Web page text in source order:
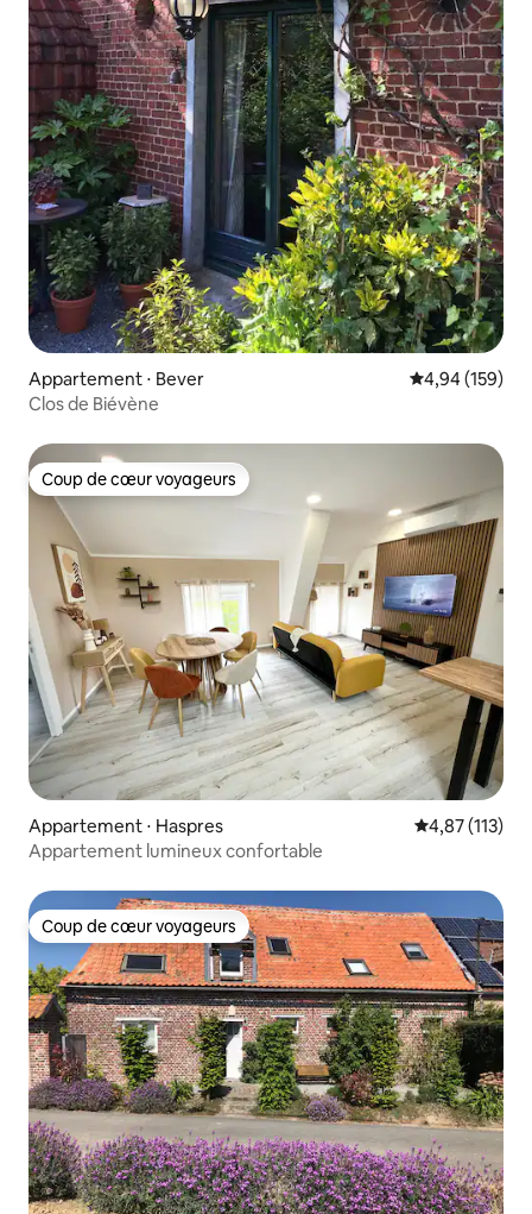
Appartement ⋅ Bever Évaluation
4,94 (159)
Clos de Biévène
Coup de cœur voyageurs
Coup de cœur voyageurs
Appartement ⋅ Haspres Évaluation
4,87 (113)
Appartement lumineux confortable
Coup de cœur voyageurs
Coup de cœur voyageurs